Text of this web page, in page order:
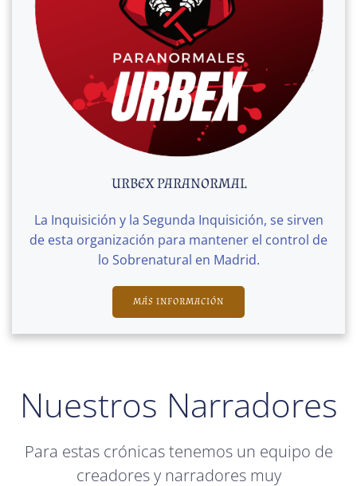
URBEX PARANORMAL
La Inquisición y la Segunda Inquisición, se sirven
de esta organización para mantener el control de
lo Sobrenatural en Madrid.
MÁS INFORMACIÓN
Nuestros Narradores
Para estas crónicas tenemos un equipo de
creadores y narradores muy